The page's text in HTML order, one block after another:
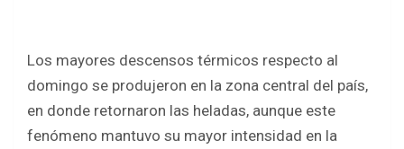
Los mayores descensos térmicos respecto al
domingo se produjeron en la zona central del país,
en donde retornaron las heladas, aunque este
fenómeno mantuvo su mayor intensidad en la